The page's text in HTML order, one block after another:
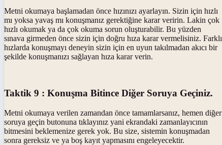
Metni okumaya başlamadan önce hızınızı ayarlayın. Sizin için hızlı
mı yoksa yavaş mı konuşmanız gerektiğine karar veririn. Lakin çok
hızlı okumak ya da çok okuma sorun oluşturabilir. Bu yüzden
sınava girmeden önce sizin için doğru hıza karar vermelisiniz. Farklı
hızlarda konuşmayı deneyin sizin için en uyun takılmadan akıcı bir
şekilde konuşmanızı sağlayan hıza karar verin.
Taktik 9 : Konuşma Bitince Diğer Soruya Geçiniz.
Metni okumaya verilen zamandan önce tamamlarsanız, hemen diğer
soruya geçin butonuna tıklayınız yani ekrandaki zamanlayıcının
bitmesini beklemenize gerek yok. Bu size, sistemin konuşmadan
sonra gereksiz ve ya boş kayıt yapmasını engeleyecektir.